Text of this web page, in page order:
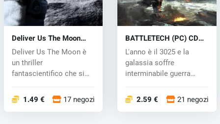
Deliver Us The Moon
(PC) key
Deliver Us The Moon è
un thriller
fantascientifico che si
1.49 € 17 negozi
BATTLETECH (PC) CD
key
L'anno è il 3025 e la
galassia soffre
interminabile guerra
2.59 € 21 negozi